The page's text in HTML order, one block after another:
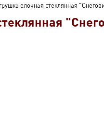
елочная стеклянная